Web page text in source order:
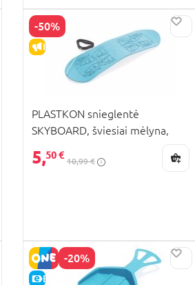
-50%
IŠPARDAVIMAS
PLASTKON snieglentė
SKYBOARD, šviesiai mėlyna,
5,50 €
10,99 €
-20%
E-KAINA